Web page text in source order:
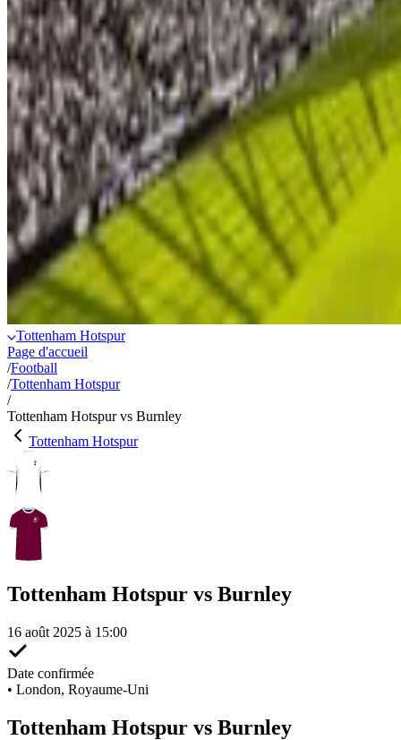
Tottenham Hotspur
Page d'accueil
/Football
/Tottenham Hotspur
/
Tottenham Hotspur vs Burnley
Tottenham Hotspur
Tottenham Hotspur vs Burnley
16 août 2025 à 15:00
Date confirmée
• London, Royaume-Uni
Tottenham Hotspur vs Burnley